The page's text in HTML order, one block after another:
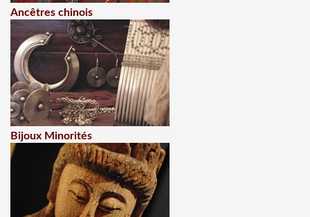
Ancêtres chinois
Bijoux Minorités